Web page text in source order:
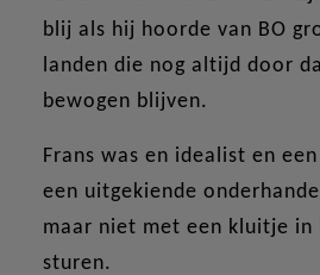
blij als hij hoorde van BO
landen die nog altijd door
bewogen blijven.
Frans was en idealist en
een uitgekiende
maar niet met een kluitje in
sturen.